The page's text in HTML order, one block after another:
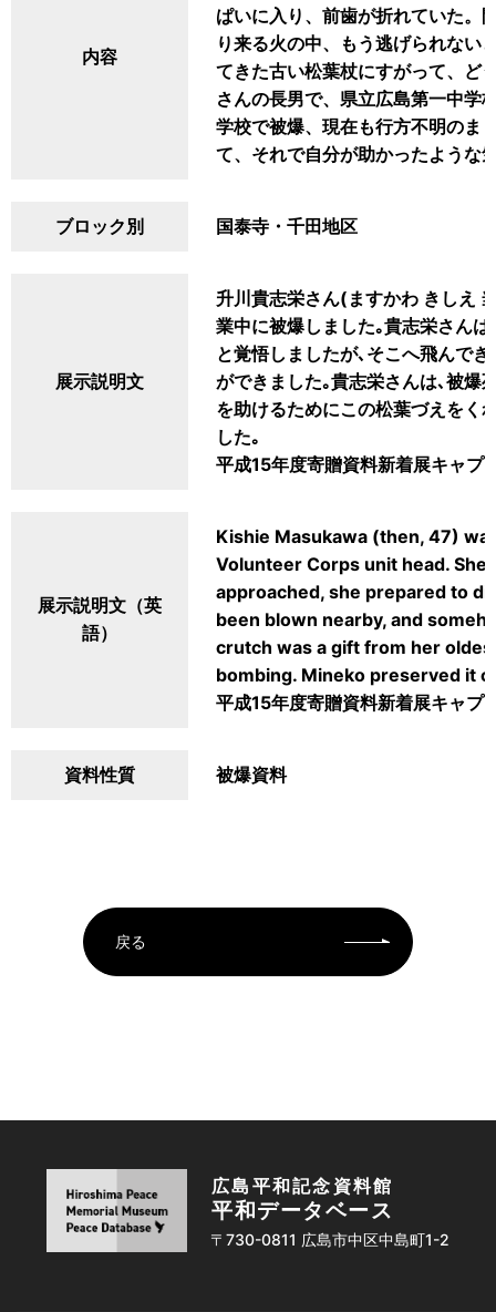
内容
ぱいに入り、前歯が折れていた。
り来る火の中、もう逃げられない
てきた古い松葉杖にすがって、ど
さんの長男で、県立広島第一中学
学校で被爆、現在も行方不明のま
て、それで自分が助かったような
ブロック別 国泰寺・千田地区
展示説明文
升川貴志栄さん(ますかわ きしえ
業中に被爆しました｡貴志栄さん
と覚悟しましたが､そこへ飛んで
ができました｡貴志栄さんは､被爆
を助けるためにこの松葉づえをく
した｡
平成15年度寄贈資料新着展キャプ
展示説明文（英
語）
Kishie Masukawa (then, 47)
Volunteer Corps unit head.
approached, she prepared to
been blown nearby, and
crutch was a gift from her
bombing. Mineko preserved it
平成15年度寄贈資料新着展キャプ
資料性質 被爆資料
戻る
広島平和記念資料館
平和データベース
〒730-0811 広島市中区中島町1-2